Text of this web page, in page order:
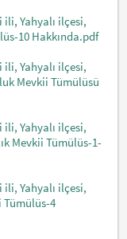
ili, Yahyalı ilçesi,
10 Hakkında.pdf
ili, Yahyalı ilçesi,
Mevkii Tümülüsü
ili, Yahyalı ilçesi,
Mevkii Tümülüs-1-
ili, Yahyalı ilçesi,
Tümülüs-4